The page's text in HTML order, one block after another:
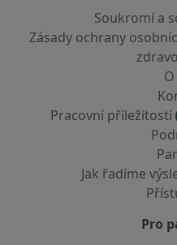
Soukromí a
Zásady ochrany
Pracovní příležitosti
Jak řadíme
Pro